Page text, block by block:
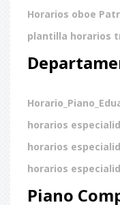
Horarios oboe
plantilla horarios
horarios
horarios
horarios
Piano